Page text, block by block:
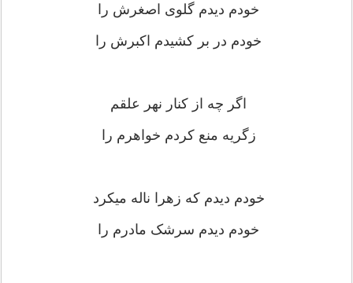
خودم دیدم گلوى اصغرش را
خودم در بر کشیدم اکبرش را
اگر چه از کنار نهر علقم
زگریه منع کردم خواهرم را
خودم دیدم که زهرا ناله میکرد
خودم دیدم سرشک مادرم را